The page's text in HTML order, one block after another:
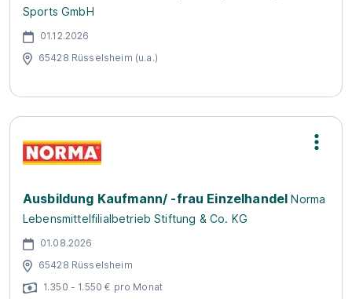
Sports GmbH
01.12.2026
65428 Rüsselsheim (u.a.)
Ausbildung Kaufmann/ -frau Einzelhandel Norma
Lebensmittelfilialbetrieb Stiftung & Co. KG
01.08.2026
65428 Rüsselsheim
1.350 - 1.550 € pro Monat